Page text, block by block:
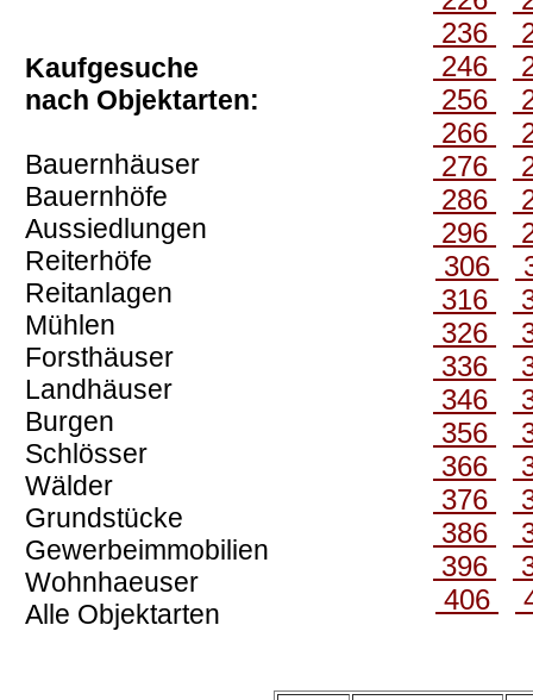
Kaufgesuche
nach Objektarten:
Bauernhäuser
Bauernhöfe
Aussiedlungen
Reiterhöfe
Reitanlagen
Mühlen
Forsthäuser
Landhäuser
Burgen
Schlösser
Wälder
Grundstücke
Gewerbeimmobilien
Wohnhaeuser
Alle Objektarten
236
246
256
266
276
286
296
306
316
326
336
346
356
366
376
386
396
406